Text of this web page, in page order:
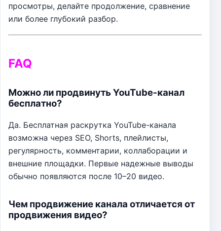
просмотры, делайте продолжение, сравнение
или более глубокий разбор.
FAQ
Можно ли продвинуть YouTube-канал
бесплатно?
Да. Бесплатная раскрутка YouTube-канала
возможна через SEO, Shorts, плейлисты,
регулярность, комментарии, коллаборации и
внешние площадки. Первые надежные выводы
обычно появляются после 10–20 видео.
Чем продвижение канала отличается от
продвижения видео?